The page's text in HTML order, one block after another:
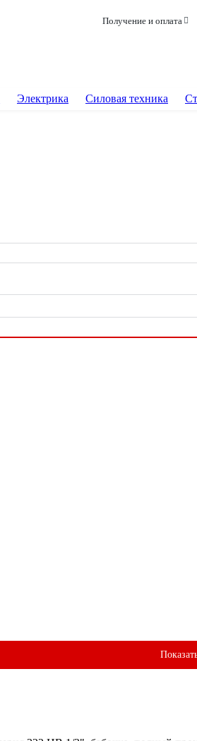
Получение и оплата
Электрика Силовая техника